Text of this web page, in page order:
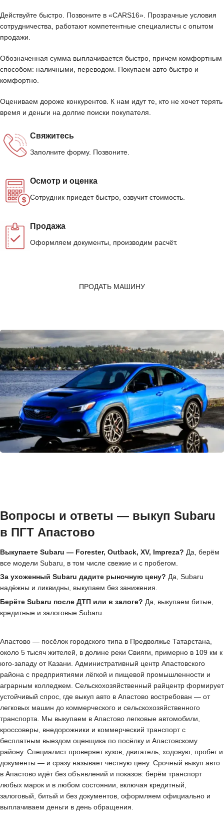
Действуйте быстро. Позвоните в «CARS16». Прозрачные условия
сотрудничества, работают компетентные специалисты с опытом
продажи.
Обозначенная сумма выплачивается быстро, причем комфортным
способом: наличными, переводом. Покупаем авто быстро и
комфортно.
Оцениваем дороже конкурентов. К нам идут те, кто не хочет терять
время и деньги на долгие поиски покупателя.
Свяжитесь
Заполните форму. Позвоните.
Осмотр и оценка
Сотрудник приедет быстро, озвучит стоимость.
Продажа
Оформляем документы, производим расчёт.
ПРОДАТЬ МАШИНУ
Вопросы и ответы — выкуп Subaru
в ПГТ Апастово
Выкупаете Subaru — Forester, Outback, XV, Impreza? Да, берём
все модели Subaru, в том числе свежие и с пробегом.
За ухоженный Subaru дадите рыночную цену? Да, Subaru
надёжны и ликвидны, выкупаем без занижения.
Берёте Subaru после ДТП или в залоге? Да, выкупаем битые,
кредитные и залоговые Subaru.
Апастово — посёлок городского типа в Предволжье Татарстана,
около 5 тысяч жителей, в долине реки Свияги, примерно в 109 км к
юго-западу от Казани. Административный центр Апастовского
района с предприятиями лёгкой и пищевой промышленности и
аграрным колледжем. Сельскохозяйственный райцентр формирует
устойчивый спрос, где выкуп авто в Апастово востребован — от
легковых машин до коммерческого и сельскохозяйственного
транспорта. Мы выкупаем в Апастово легковые автомобили,
кроссоверы, внедорожники и коммерческий транспорт с
бесплатным выездом оценщика по посёлку и Апастовскому
району. Специалист проверяет кузов, двигатель, ходовую, пробег и
документы — и сразу называет честную цену. Срочный выкуп авто
в Апастово идёт без объявлений и показов: берём транспорт
любых марок и в любом состоянии, включая кредитный,
залоговый, битый и без документов, оформляем официально и
выплачиваем деньги в день обращения.